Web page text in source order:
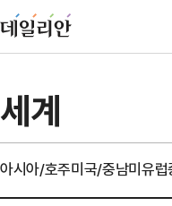
세계
아시아/호주미국/중남미유럽